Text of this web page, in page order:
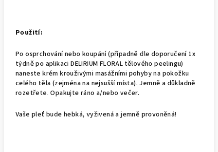
Použití:
Po osprchování nebo koupání (případně dle doporučení 1x
týdně po aplikaci DELIRIUM FLORAL tělového peelingu)
naneste krém krouživými masážními pohyby na pokožku
celého těla (zejména na nejsušší místa). Jemně a důkladně
rozetřete. Opakujte ráno a/nebo večer.
Vaše pleť bude hebká, vyživená a jemně provoněná!